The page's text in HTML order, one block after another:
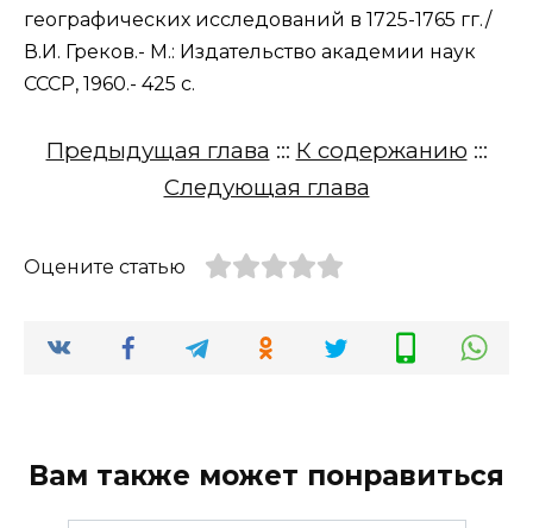
географических исследований в 1725-1765 гг./
В.И. Греков.- М.: Издательство академии наук
СССР, 1960.- 425 с.
Предыдущая глава ::: К содержанию :::
Следующая глава
Оцените статью
Вам также может понравиться